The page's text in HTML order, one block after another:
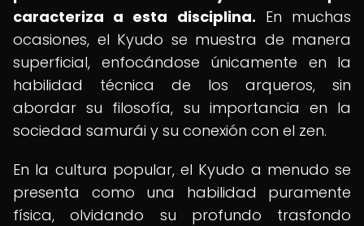
caracteriza a esta disciplina. En muchas
ocasiones, el Kyudo se muestra de manera
superficial, enfocándose únicamente en la
habilidad técnica de los arqueros, sin
abordar su filosofía, su importancia en la
sociedad samurái y su conexión con el zen.
En la cultura popular, el Kyudo a menudo se
presenta como una habilidad puramente
física, olvidando su profundo trasfondo